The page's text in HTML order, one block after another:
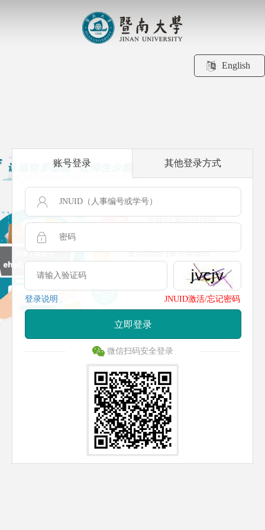
English
账号登录 其他登录方式
登录说明 JNUID激活/忘记密码
立即登录
微信扫码安全登录